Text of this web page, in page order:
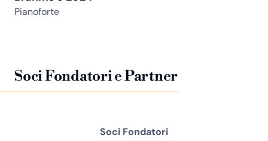
Pianoforte
Soci Fondatori e Partner
Soci Fondatori